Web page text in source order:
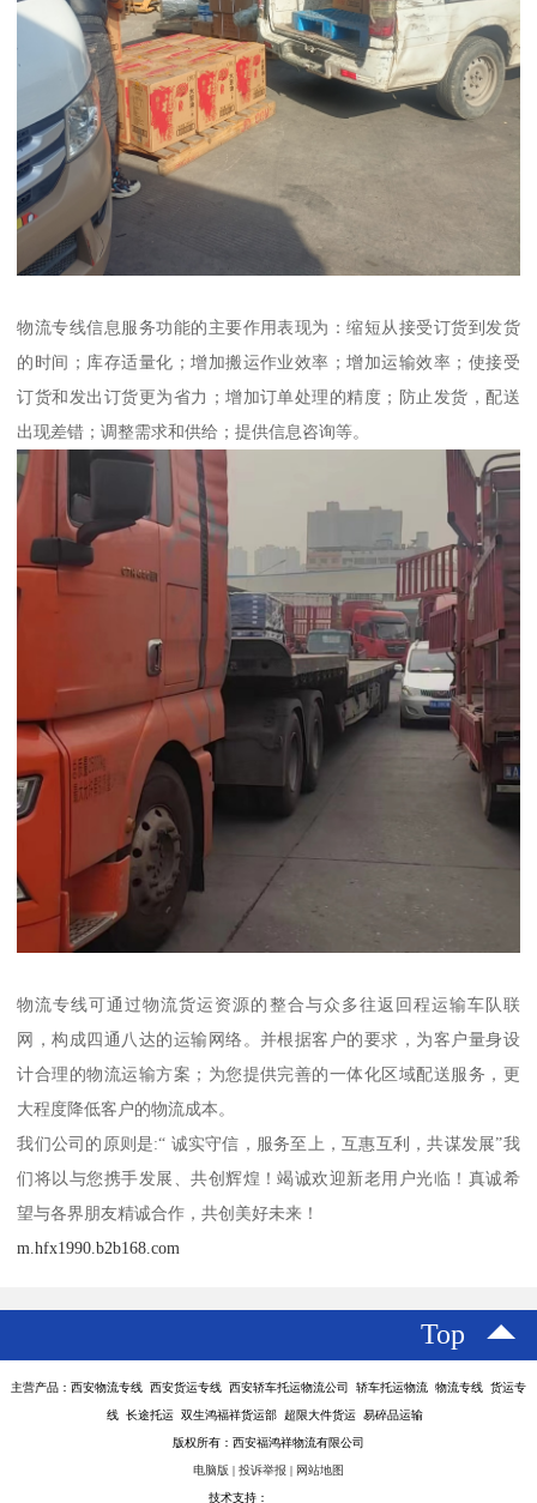
物流专线信息服务功能的主要作用表现为：缩短从接受订货到发货
的时间；库存适量化；增加搬运作业效率；增加运输效率；使接受
订货和发出订货更为省力；增加订单处理的精度；防止发货，配送
出现差错；调整需求和供给；提供信息咨询等。
物流专线可通过物流货运资源的整合与众多往返回程运输车队联
网，构成四通八达的运输网络。并根据客户的要求，为客户量身设
计合理的物流运输方案；为您提供完善的一体化区域配送服务，更
大程度降低客户的物流成本。
我们公司的原则是:“ 诚实守信，服务至上，互惠互利，共谋发展”我
们将以与您携手发展、共创辉煌！竭诚欢迎新老用户光临！真诚希
望与各界朋友精诚合作，共创美好未来！
m.hfx1990.b2b168.com
Top
主营产品：西安物流专线 西安货运专线 西安轿车托运物流公司 轿车托运物流 物流专线 货运专
线 长途托运 双生鸿福祥货运部 超限大件货运 易碎品运输
版权所有：西安福鸿祥物流有限公司
电脑版 | 投诉举报 | 网站地图
技术支持：